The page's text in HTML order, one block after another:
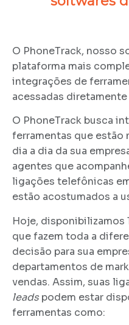
O PhoneTrack, nosso
plataforma mais
integrações de
acessadas
O PhoneTrack busca
ferramentas que estão
dia a dia da sua
agentes que
ligações telefônicas
estão acostumados a
Hoje, disponibilizamos
que fazem toda a
decisão para sua
departamentos de
vendas. Assim, suas
leads podem estar
ferramentas como: